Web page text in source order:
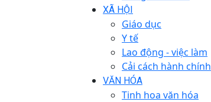
XÃ HỘI
Giáo dục
Y tế
Lao động - việc làm
Cải cách hành chính
VĂN HÓA
Tinh hoa văn hóa